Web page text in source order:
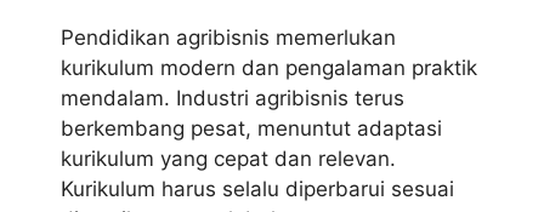
Pendidikan agribisnis memerlukan
kurikulum modern dan pengalaman praktik
mendalam. Industri agribisnis terus
berkembang pesat, menuntut adaptasi
kurikulum yang cepat dan relevan.
Kurikulum harus selalu diperbarui sesuai